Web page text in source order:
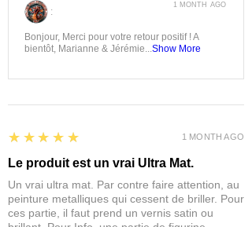
:
Bonjour, Merci pour votre retour positif ! A
bientôt, Marianne & Jérémie...Show More
1 MONTH AGO
5
★★★★★
Le produit est un vrai Ultra Mat.
Un vrai ultra mat. Par contre faire attention, au
peinture metalliques qui cessent de briller. Pour
ces partie, il faut prend un vernis satin ou
1 MONTH AGO